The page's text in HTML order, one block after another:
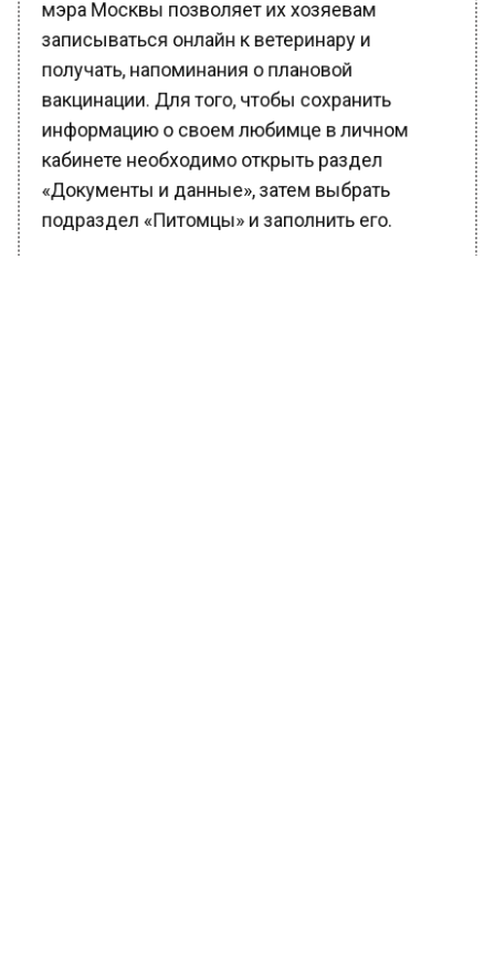
мэра Москвы позволяет их хозяевам
записываться онлайн к ветеринару и
получать, напоминания о плановой
вакцинации. Для того, чтобы сохранить
информацию о своем любимце в личном
кабинете необходимо открыть раздел
«Документы и данные», затем выбрать
подраздел «Питомцы» и заполнить его.